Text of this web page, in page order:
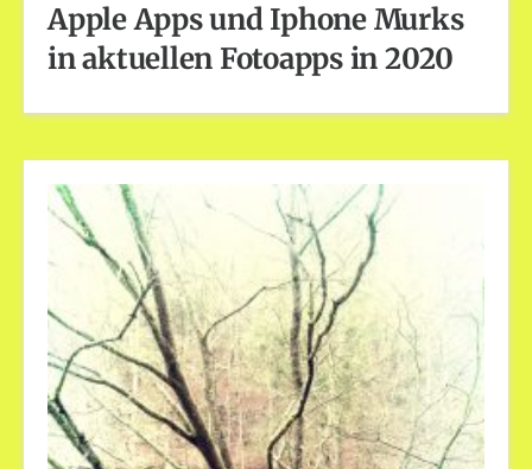
Apple Apps und Iphone Murks
in aktuellen Fotoapps in 2020